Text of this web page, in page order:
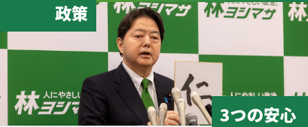
政策
3つの安心